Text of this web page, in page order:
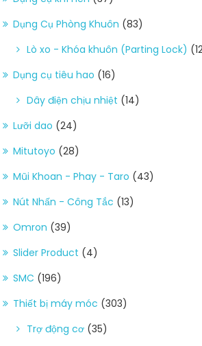
Dụng Cụ Phòng Khuôn (83)
Lò xo - Khóa khuôn (Parting Lock)
Dụng cụ tiêu hao (16)
Dây điện chịu nhiệt (14)
Lưỡi dao (24)
Mitutoyo (28)
Mũi Khoan - Phay - Taro (43)
Nút Nhấn - Công Tắc (13)
Omron (39)
Slider Product (4)
SMC (196)
Thiết bị máy móc (303)
Trợ động cơ (35)